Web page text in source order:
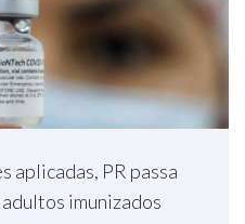
aplicadas, PR passa
adultos imunizados